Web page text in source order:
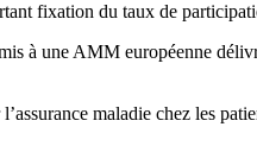
fixation du taux de
une AMM européenne
maladie chez les